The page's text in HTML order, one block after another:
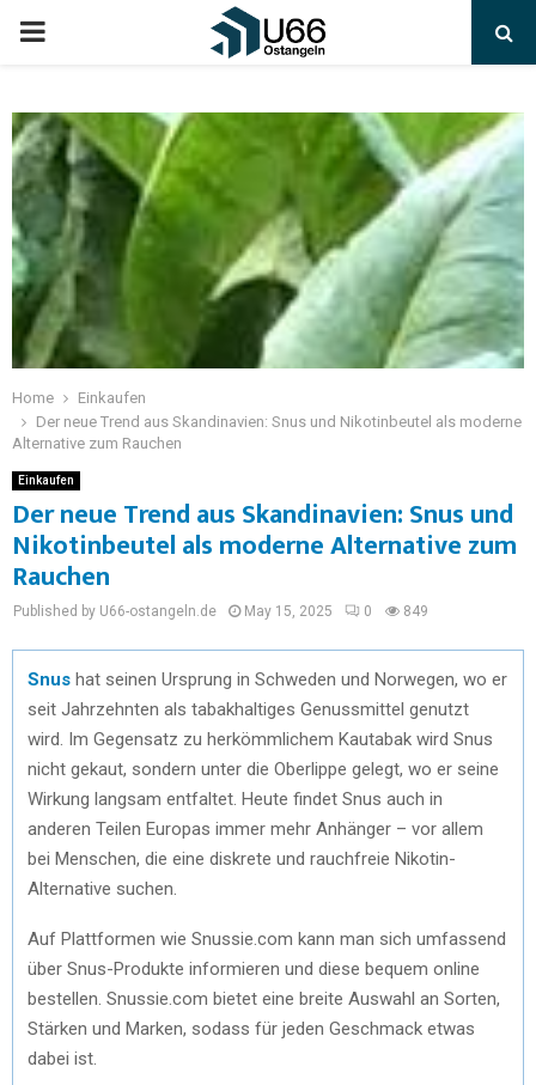
Home
Einkaufen
Der neue Trend aus Skandinavien: Snus und Nikotinbeutel als moderne
Alternative zum Rauchen
Einkaufen
Der neue Trend aus Skandinavien: Snus und
Nikotinbeutel als moderne Alternative zum
Rauchen
Published by U66-ostangeln.de May 15, 2025 0 849
Snus hat seinen Ursprung in Schweden und Norwegen, wo er
seit Jahrzehnten als tabakhaltiges Genussmittel genutzt
wird. Im Gegensatz zu herkömmlichem Kautabak wird Snus
nicht gekaut, sondern unter die Oberlippe gelegt, wo er seine
Wirkung langsam entfaltet. Heute findet Snus auch in
anderen Teilen Europas immer mehr Anhänger – vor allem
bei Menschen, die eine diskrete und rauchfreie Nikotin-
Alternative suchen.
Auf Plattformen wie Snussie.com kann man sich umfassend
über Snus-Produkte informieren und diese bequem online
bestellen. Snussie.com bietet eine breite Auswahl an Sorten,
Stärken und Marken, sodass für jeden Geschmack etwas
dabei ist.